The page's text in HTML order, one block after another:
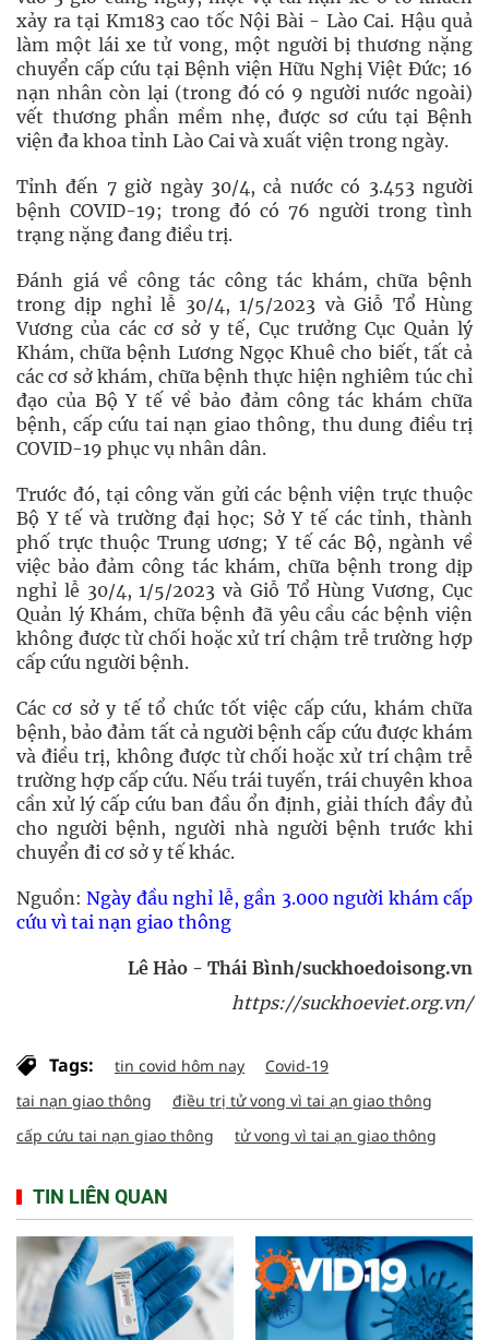
xảy ra tại Km183 cao tốc Nội Bài - Lào Cai. Hậu quả
làm một lái xe tử vong, một người bị thương nặng
chuyển cấp cứu tại Bệnh viện Hữu Nghị Việt Đức; 16
nạn nhân còn lại (trong đó có 9 người nước ngoài)
vết thương phần mềm nhẹ, được sơ cứu tại Bệnh
viện đa khoa tỉnh Lào Cai và xuất viện trong ngày.
Tỉnh đến 7 giờ ngày 30/4, cả nước có 3.453 người
bệnh COVID-19; trong đó có 76 người trong tình
trạng nặng đang điều trị.
Đánh giá về công tác công tác khám, chữa bệnh
trong dịp nghỉ lễ 30/4, 1/5/2023 và Giỗ Tổ Hùng
Vương của các cơ sở y tế, Cục trưởng Cục Quản lý
Khám, chữa bệnh Lương Ngọc Khuê cho biết, tất cả
các cơ sở khám, chữa bệnh thực hiện nghiêm túc chỉ
đạo của Bộ Y tế về bảo đảm công tác khám chữa
bệnh, cấp cứu tai nạn giao thông, thu dung điều trị
COVID-19 phục vụ nhân dân.
Trước đó, tại công văn gửi các bệnh viện trực thuộc
Bộ Y tế và trường đại học; Sở Y tế các tỉnh, thành
phố trực thuộc Trung ương; Y tế các Bộ, ngành về
việc bảo đảm công tác khám, chữa bệnh trong dịp
nghỉ lễ 30/4, 1/5/2023 và Giỗ Tổ Hùng Vương, Cục
Quản lý Khám, chữa bệnh đã yêu cầu các bệnh viện
không được từ chối hoặc xử trí chậm trễ trường hợp
cấp cứu người bệnh.
Các cơ sở y tế tổ chức tốt việc cấp cứu, khám chữa
bệnh, bảo đảm tất cả người bệnh cấp cứu được khám
và điều trị, không được từ chối hoặc xử trí chậm trễ
trường hợp cấp cứu. Nếu trái tuyến, trái chuyên khoa
cần xử lý cấp cứu ban đầu ổn định, giải thích đầy đủ
cho người bệnh, người nhà người bệnh trước khi
chuyển đi cơ sở y tế khác.
Nguồn:Ngày đầu nghỉ lễ, gần 3.000 người khám cấp
cứu vì tai nạn giao thông
Lê Hảo - Thái Bình/suckhoedoisong.vn
https://suckhoeviet.org.vn/
Tags: tin covid hôm nay
Covid-19
tai nạn giao thông
điều trị tử vong vì tai ạn giao thông
cấp cứu tai nạn giao thông
tử vong vì tai ạn giao thông
TIN LIÊN QUAN